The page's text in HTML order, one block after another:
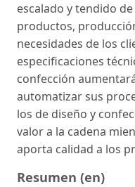
escalado y tendido
productos,
necesidades de los
especificaciones
confección
automatizar sus
los de diseño y
valor a la cadena
aporta calidad a los
Resumen (en)